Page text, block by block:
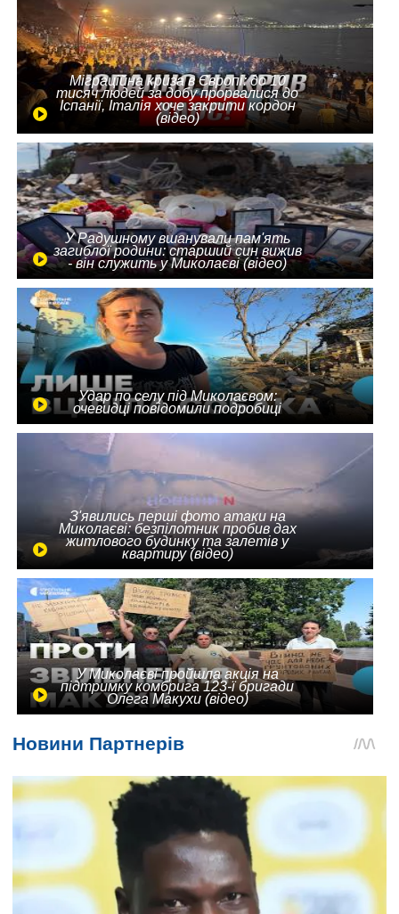
Міграційна криза в Європі: до 10
тисяч людей за добу прорвалися до
Іспанії, Італія хоче закрити кордон
(відео)
У Радушному вшанували пам'ять
загиблої родини: старший син вижив
- він служить у Миколаєві (відео)
Удар по селу під Миколаєвом:
очевидці повідомили подробиці
З'явились перші фото атаки на
Миколаєві: безпілотник пробив дах
житлового будинку та залетів у
квартиру (відео)
У Миколаєві пройшла акція на
підтримку комбрига 123-ї бригади
Олега Макухи (відео)